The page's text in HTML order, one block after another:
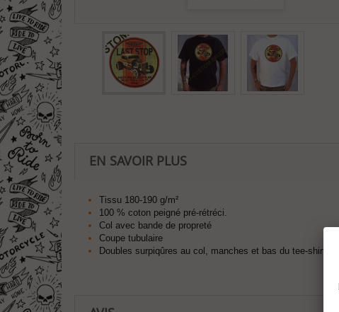
EN SAVOIR PLUS
Tissu 180-190 g/m²
100 % coton peigné pré-rétréci.
Col avec bande de propreté
Coupe tubulaire
Doubles surpiqûres au col, manches et bas du tee-shirt